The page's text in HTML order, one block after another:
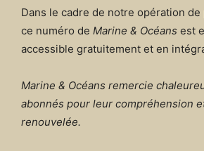
Dans le cadre de notre opération
ce numéro de Marine & Océans est
accessible gratuitement et en
Marine & Océans remercie
abonnés pour leur compréhension
renouvelée.